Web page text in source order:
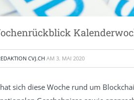
CVJ.CH AM 3. MAI 2020
sich diese Woche rund um